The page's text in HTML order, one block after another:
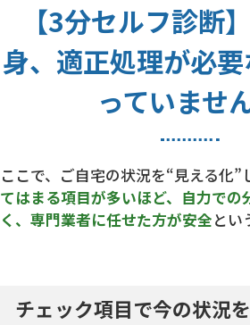
【3分セルフ診断
身、適正処理が必
っていませ
ここで、ご自宅の状況を“見える化”
てはまる項目が多いほど、自力での
く、専門業者に任せた方が安全とい
チェック項目で今の状況